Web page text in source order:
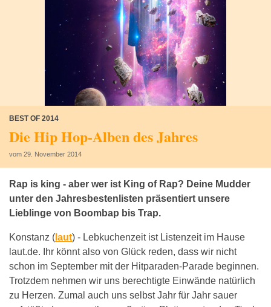
BEST OF 2014
Die Hip Hop-Alben des Jahres
vom 29. November 2014
Rap is king - aber wer ist King of Rap? Deine Mudder
unter den Jahresbestenlisten präsentiert unsere
Lieblinge von Boombap bis Trap.
Konstanz ( laut) - Lebkuchenzeit ist Listenzeit im Hause
laut.de. Ihr könnt also von Glück reden, dass wir nicht
schon im September mit der Hitparaden-Parade beginnen.
Trotzdem nehmen wir uns berechtigte Einwände natürlich
zu Herzen. Zumal auch uns selbst Jahr für Jahr sauer